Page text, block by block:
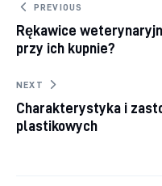
Nawigacja wpisu
PREVIOUS
Rękawice
przy ich kupnie?
NEXT
Charakterystyka i
plastikowych